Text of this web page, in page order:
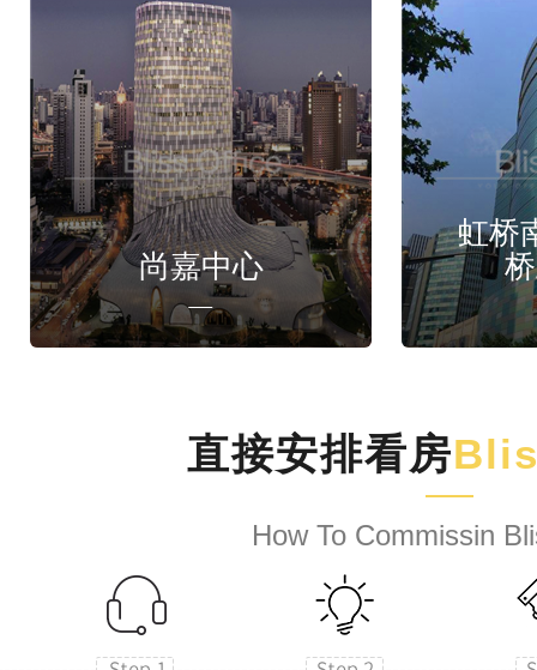
尚嘉中心
虹桥
直接安排看房
How To Commissin